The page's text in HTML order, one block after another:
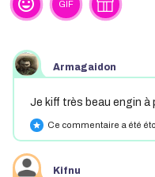
tag_faces GIF
Armagaidon
Je kiff très beau engin à
star Ce commentaire a été
Kifnu